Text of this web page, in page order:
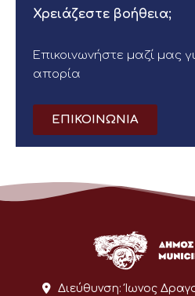
Χρειάζεστε βοήθεια;
Επικοινωνήστε μαζί μας
απορία
ΕΠΙΚΟΙΝΩΝΙΑ
Διεύθυνση: Ίωνος